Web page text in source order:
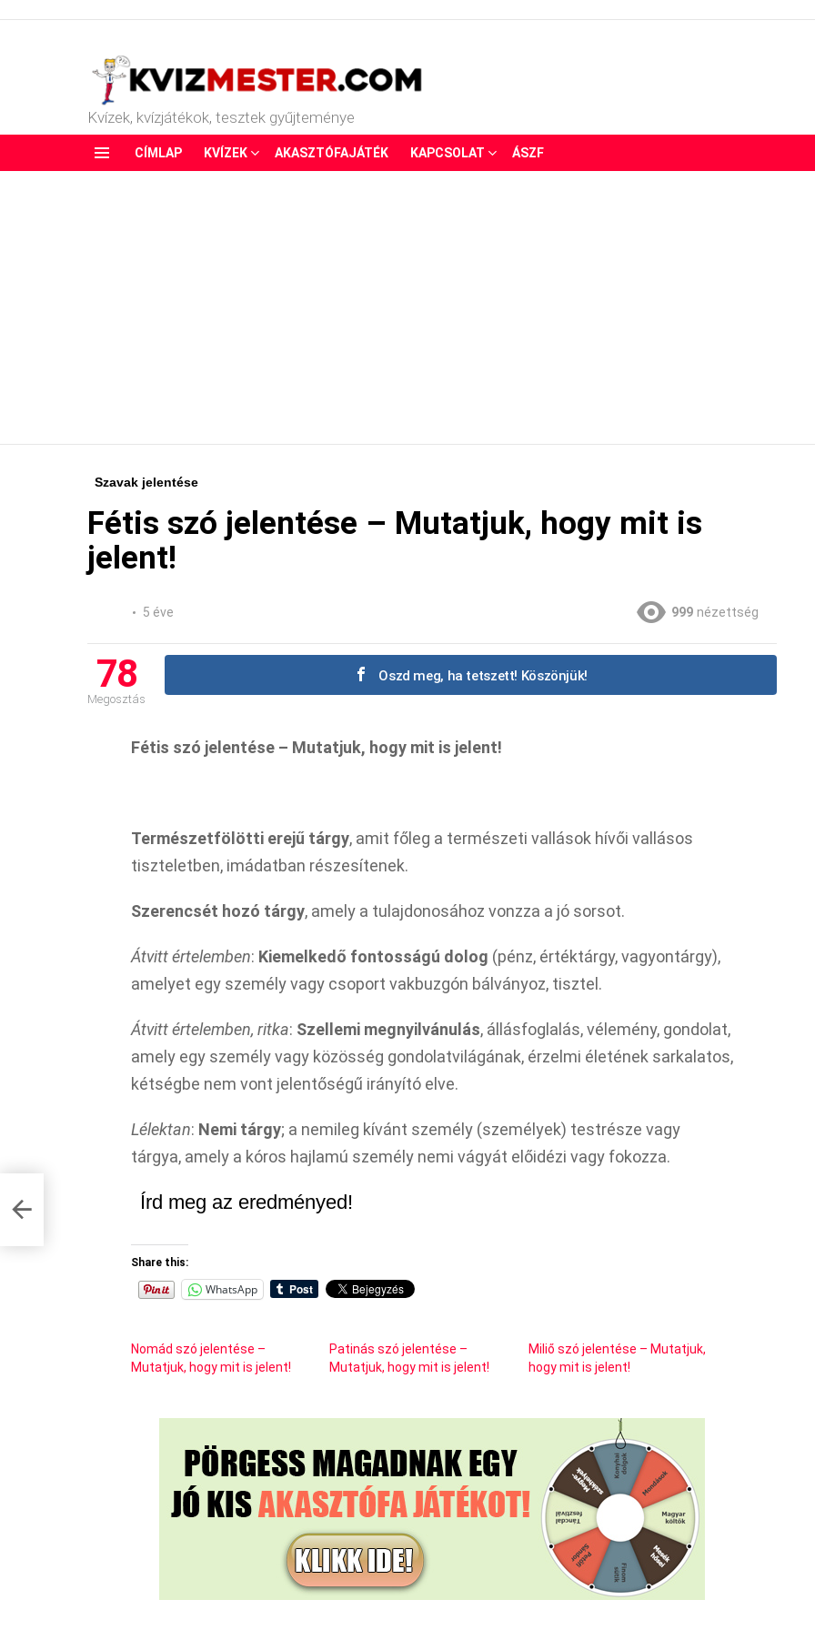
Kvízek, kvízjátékok, tesztek gyűjteménye
CÍMLAP KVÍZEK AKASZTÓFAJÁTÉK KAPCSOLAT ÁSZF
Szavak jelentése
Fétis szó jelentése – Mutatjuk, hogy mit is
jelent!
5 éve 999 nézettség
78
Megosztás
Oszd meg, ha tetszett! Köszönjük!
Fétis szó jelentése – Mutatjuk, hogy mit is jelent!
Természetfölötti erejű tárgy, amit főleg a természeti vallások hívői vallásos
tiszteletben, imádatban részesítenek.
Szerencsét hozó tárgy, amely a tulajdonosához vonzza a jó sorsot.
Átvitt értelemben: Kiemelkedő fontosságú dolog (pénz, értéktárgy, vagyontárgy),
amelyet egy személy vagy csoport vakbuzgón bálványoz, tisztel.
Átvitt értelemben, ritka: Szellemi megnyilvánulás, állásfoglalás, vélemény, gondolat,
amely egy személy vagy közösség gondolatvilágának, érzelmi életének sarkalatos,
kétségbe nem vont jelentőségű irányító elve.
Lélektan: Nemi tárgy; a nemileg kívánt személy (személyek) testrésze vagy
tárgya, amely a kóros hajlamú személy nemi vágyát előidézi vagy fokozza.
Írd meg az eredményed!
Share this:
WhatsApp
Nomád szó jelentése –
Mutatjuk, hogy mit is jelent!
Patinás szó jelentése –
Mutatjuk, hogy mit is jelent!
Miliő szó jelentése – Mutatjuk,
hogy mit is jelent!